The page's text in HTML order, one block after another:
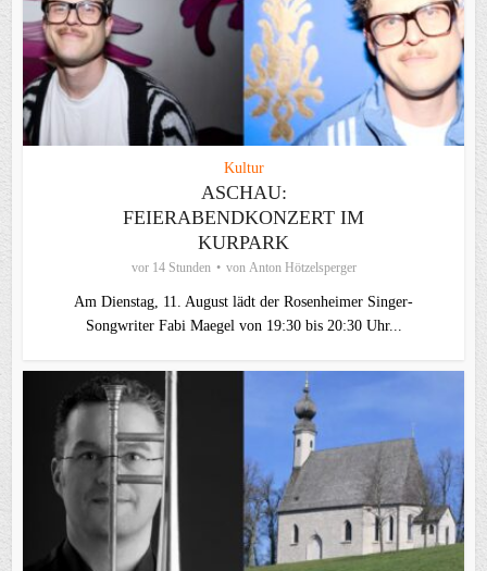
Kultur
ASCHAU:
FEIERABENDKONZERT IM
KURPARK
vor 14 Stunden von Anton Hötzelsperger
Am Dienstag, 11. August lädt der Rosenheimer Singer-
Songwriter Fabi Maegel von 19:30 bis 20:30 Uhr...